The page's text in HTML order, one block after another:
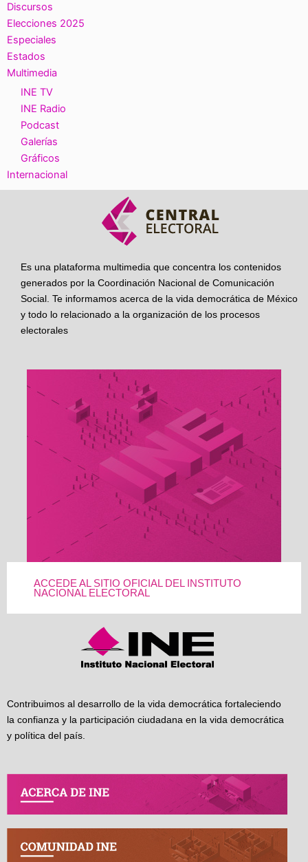
Discursos
Elecciones 2025
Especiales
Estados
Multimedia
INE TV
INE Radio
Podcast
Galerías
Gráficos
Internacional
Es una plataforma multimedia que concentra los contenidos
generados por la Coordinación Nacional de Comunicación
Social. Te informamos acerca de la vida democrática de México
y todo lo relacionado a la organización de los procesos
electorales
ACCEDE AL SITIO OFICIAL DEL INSTITUTO
NACIONAL ELECTORAL
Contribuimos al desarrollo de la vida democrática fortaleciendo
la confianza y la participación ciudadana en la vida democrática
y política del país.